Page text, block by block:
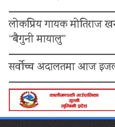
लोकप्रिय गायक मोतिराज
“बैगुनी मायालु”
सर्वोच्च अदालतमा आज